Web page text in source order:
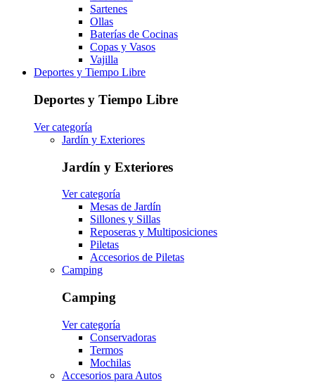
Sartenes
Ollas
Baterías de Cocinas
Copas y Vasos
Vajilla
Deportes y Tiempo Libre
Deportes y Tiempo Libre
Ver categoría
Jardín y Exteriores
Jardín y Exteriores
Ver categoría
Mesas de Jardín
Sillones y Sillas
Reposeras y Multiposiciones
Piletas
Accesorios de Piletas
Camping
Camping
Ver categoría
Conservadoras
Termos
Mochilas
Accesorios para Autos